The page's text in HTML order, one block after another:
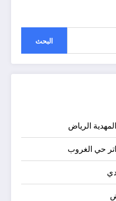
البحث
الرياض
حي الغروب